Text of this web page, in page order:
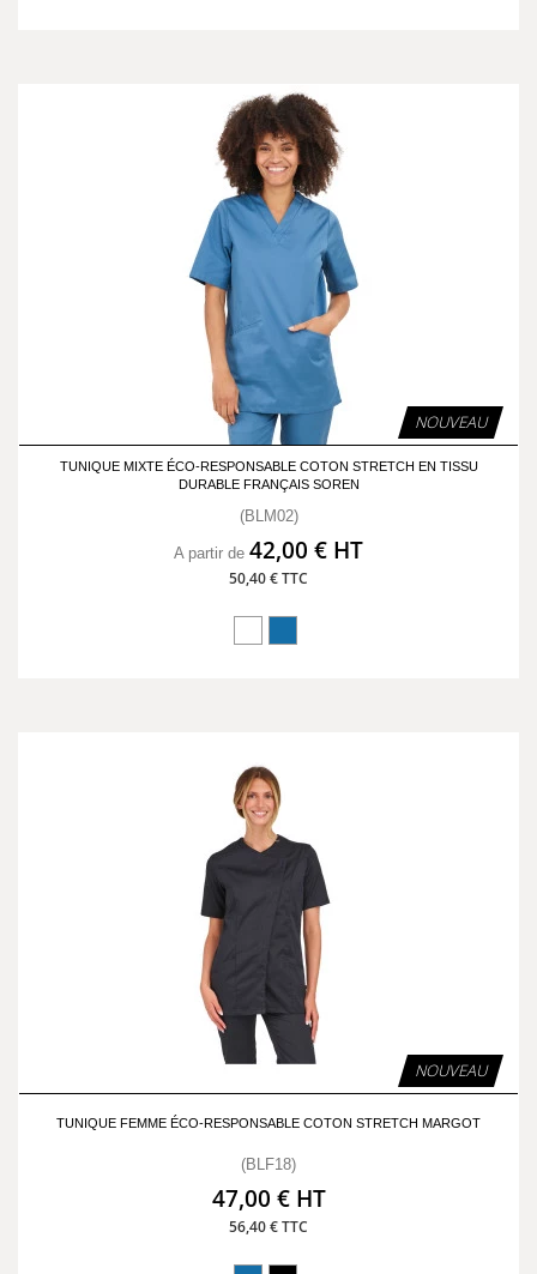
NOUVEAU
TUNIQUE MIXTE ÉCO-RESPONSABLE COTON STRETCH EN TISSU
DURABLE FRANÇAIS SOREN
(BLM02)
A partir de 42,00 € HT
50,40 € TTC
NOUVEAU
TUNIQUE FEMME ÉCO-RESPONSABLE COTON STRETCH MARGOT
(BLF18)
47,00 € HT
56,40 € TTC